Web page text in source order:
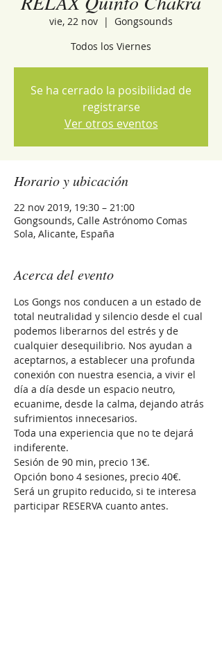
vie, 22 nov
  |
Gongsounds
Todos los Viernes
Se ha cerrado la posibilidad de
registrarse
Ver otros eventos
Horario y ubicación
22 nov 2019, 19:30 – 21:00
Gongsounds, Calle Astrónomo Comas
Sola, Alicante, España
Acerca del evento
Los Gongs nos conducen a un estado de
total neutralidad y silencio desde el cual
podemos liberarnos del estrés y de
cualquier desequilibrio. Nos ayudan a
aceptarnos, a establecer una profunda
conexión con nuestra esencia, a vivir el
día a día desde un espacio neutro,
ecuanime, desde la calma, dejando atrás
sufrimientos innecesarios.
Toda una experiencia que no te dejará
indiferente.
Sesión de 90 min, precio 13€.
Opción bono 4 sesiones, precio 40€.
Será un grupito reducido, si te interesa
participar RESERVA cuanto antes.